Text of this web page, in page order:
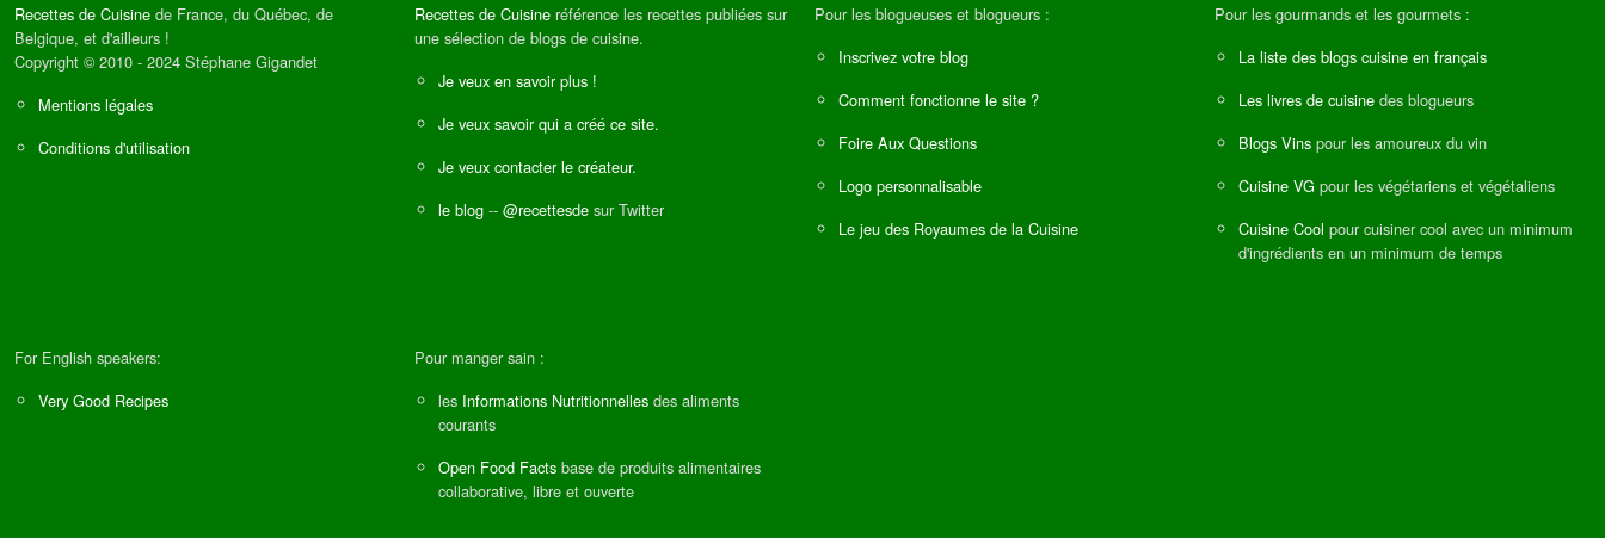
Recettes de Cuisine de France, du Québec, de
Belgique, et d'ailleurs !
Copyright © 2010 - 2024 Stéphane Gigandet
Mentions légales
Conditions d'utilisation
Recettes de Cuisine référence les recettes publiées sur
une sélection de blogs de cuisine.
Je veux en savoir plus !
Je veux savoir qui a créé ce site.
Je veux contacter le créateur.
le blog -- @recettesde sur Twitter
Pour les blogueuses et blogueurs :
Inscrivez votre blog
Comment fonctionne le site ?
Foire Aux Questions
Logo personnalisable
Le jeu des Royaumes de la Cuisine
Pour les gourmands et les gourmets :
La liste des blogs cuisine en français
Les livres de cuisine des blogueurs
Blogs Vins pour les amoureux du vin
Cuisine VG pour les végétariens et végétaliens
Cuisine Cool pour cuisiner cool avec un minimum
d'ingrédients en un minimum de temps
For English speakers:
Very Good Recipes
Pour manger sain :
les Informations Nutritionnelles des aliments
courants
Open Food Facts base de produits alimentaires
collaborative, libre et ouverte